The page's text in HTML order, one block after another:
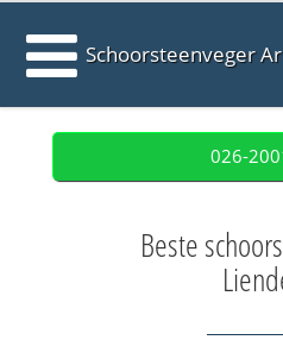
Schoorsteenveger
026-
Beste